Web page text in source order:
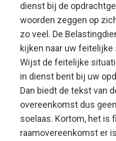
dienst bij de
woorden zeggen op
zo veel. De
kijken naar uw feitelijke
Wijst de feitelijke
in dienst bent bij uw
Dan biedt de tekst van
overeenkomst dus
soelaas. Kortom, het is
raamovereenkomst er